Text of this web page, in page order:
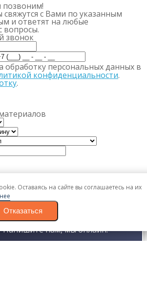
Напишите нам, мы онлайн!
позвоним!
с Вами по указанным
и ответят на любые
вопросы.
звонок
обработку персональных данных в
конфиденциальности.
.
в корзину
и наш менеджер свяжется с Вами
течении 10 минут.
Оставаясь на сайте вы соглашаетесь на их
Отказаться